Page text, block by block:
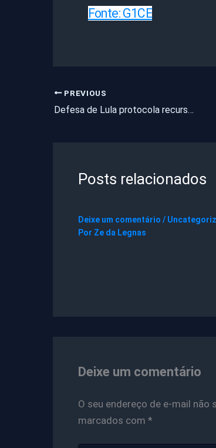
Fonte: G1CE
PREVIOUS
Defesa de Lula protocola recurso junto a comitê da ONU para impedir prisão
Posts relacionados
Deixe um comentário /
Por Ze da Legnas
Deixe um comentário
O seu endereço de e-mail não
marcados com *